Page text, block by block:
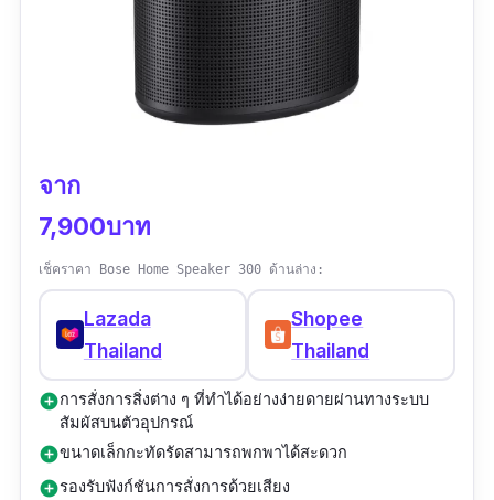
Wooooh finally!!! Bought this during
Lazada’s bday so yay for sale. The bass is
immaculate for a small thing, perfect for my
จาก
7,900บาท
เช็คราคา Bose Home Speaker 300 ด้านล่าง:
Lazada
Thailand
Shopee
Thailand
add_circleการสั่งการสิ่งต่าง ๆ ที่ทำได้อย่างง่ายดายผ่านทางระบบ
สัมผัสบนตัวอุปกรณ์
add_circleขนาดเล็กกะทัดรัดสามารถพกพาได้สะดวก
add_circleรองรับฟังก์ชันการสั่งการด้วยเสียง